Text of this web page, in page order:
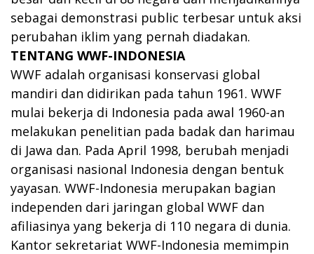
sebagai demonstrasi public terbesar untuk aksi
perubahan iklim yang pernah diadakan.
TENTANG WWF-INDONESIA
WWF adalah organisasi konservasi global
mandiri dan didirikan pada tahun 1961. WWF
mulai bekerja di Indonesia pada awal 1960-an
melakukan penelitian pada badak dan harimau
di Jawa dan. Pada April 1998, berubah menjadi
organisasi nasional Indonesia dengan bentuk
yayasan. WWF-Indonesia merupakan bagian
independen dari jaringan global WWF dan
afiliasinya yang bekerja di 110 negara di dunia.
Kantor sekretariat WWF-Indonesia memimpin